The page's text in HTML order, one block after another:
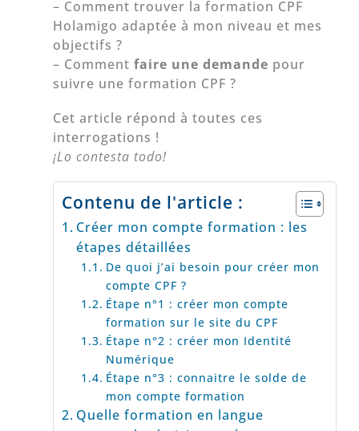
– Comment trouver la formation CPF
Holamigo adaptée à mon niveau et mes
objectifs ?
– Commentfaire une demande pour
suivre une formation CPF ?
Cet article répond à toutes ces
interrogations !
¡Lo contesta todo!
Contenu de l'article :
Créer mon compte formation : les
étapes détaillées
De quoi j’ai besoin pour créer mon
compte CPF ?
Étape n°1 : créer mon compte
formation sur le site du CPF
Étape n°2 : créer mon Identité
Numérique
Étape n°3 : connaitre le solde de
mon compte formation
Quelle formation en langue